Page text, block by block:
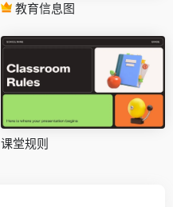
教育信息图
课堂规则